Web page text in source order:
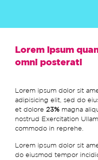
Lorem ipsum
omni posterati
Lorem ipsum dolor sit
adipisicing elit, sed do
et dolore 23% magna
nostrud Exercitation
commodo in reprehe.
Lorem ipsum dolor sit
do eiusmod tempor